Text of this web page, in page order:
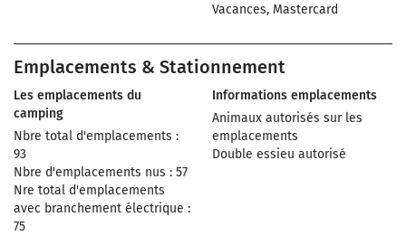
Vacances, Mastercard
Emplacements & Stationnement
Les emplacements du
camping
Nbre total d'emplacements :
93
Nbre d'emplacements nus : 57
Nre total d'emplacements
avec branchement électrique :
75
Informations emplacements
Animaux autorisés sur les
emplacements
Double essieu autorisé